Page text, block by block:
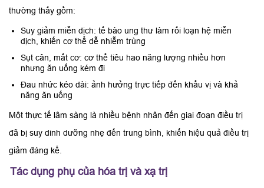
thường thấy gồm:
Suy giảm miễn dịch: tế bào ung thư làm rối loạn hệ miễn
dịch, khiến cơ thể dễ nhiễm trùng
Sụt cân, mất cơ: cơ thể tiêu hao năng lượng nhiều hơn
nhưng ăn uống kém đi
Đau nhức kéo dài: ảnh hưởng trực tiếp đến khẩu vị và khả
năng ăn uống
Một thực tế lâm sàng là nhiều bệnh nhân đến giai đoạn điều trị
đã bị suy dinh dưỡng nhẹ đến trung bình, khiến hiệu quả điều trị
giảm đáng kể.
Tác dụng phụ của hóa trị và xạ trị